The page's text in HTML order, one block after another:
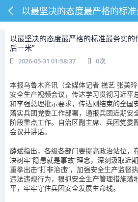
以最坚决的态度最严格的标准最务实的
后一米”
2026-05-31 01:58:37 0次
本报乌鲁木齐讯（全媒体记者 禚艺 张美
安全生产视频会议，传达学习贯彻习近平
和李强总理批示要求，传达刚结束的全国
落实兵团党委工作部署，通报兵团近期安
阶段重点工作。自治区副主席、兵团党委
会议并讲话。
薛斌指出，各级各部门要提高政治站位，
决树牢“隐患就是事故”理念，深刻汲取近
重拳出击“打非治违”，加强安全生产监督
违法违规行为，狠抓安全生产管理措施落
平，牢牢守住兵团安全发展生命线。